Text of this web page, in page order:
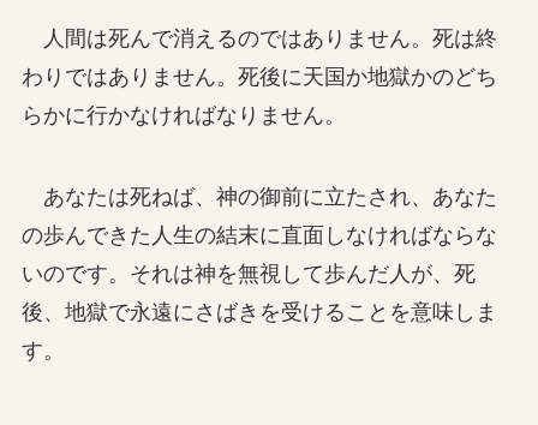
人間は死んで消えるのではありません。死は終
わりではありません。死後に天国か地獄かのどち
らかに行かなければなりません。
あなたは死ねば、神の御前に立たされ、あなた
の歩んできた人生の結末に直面しなければならな
いのです。それは神を無視して歩んだ人が、死
後、地獄で永遠にさばきを受けることを意味しま
す。